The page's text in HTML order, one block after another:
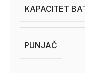
KAPACITET
PUNJAČ